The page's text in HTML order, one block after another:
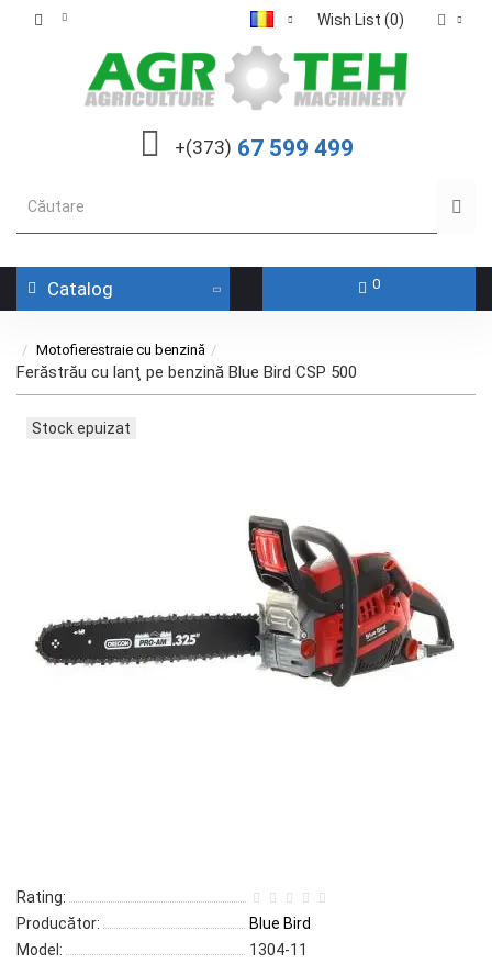
Wish List (0)
+(373) 67 599 499
Catalog 0
Motofierestraie cu benzină
Ferăstrău cu lanţ pe benzină Blue Bird CSP 500
Stock epuizat
Rating:
Producător:
Blue Bird
Model:
1304-11